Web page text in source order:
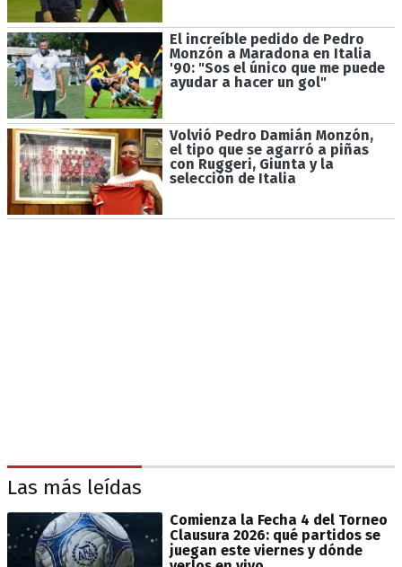
El increíble pedido de Pedro
Monzón a Maradona en Italia
'90: "Sos el único que me puede
ayudar a hacer un gol"
Volvió Pedro Damián Monzón,
el tipo que se agarró a piñas
con Ruggeri, Giunta y la
selección de Italia
Las más leídas
Comienza la Fecha 4 del Torneo
Clausura 2026: qué partidos se
juegan este viernes y dónde